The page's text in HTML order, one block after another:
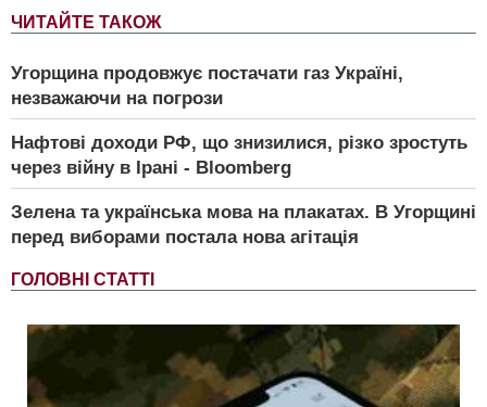
ЧИТАЙТЕ ТАКОЖ
Угорщина продовжує постачати газ Україні,
незважаючи на погрози
Нафтові доходи РФ, що знизилися, різко зростуть
через війну в Ірані - Bloomberg
Зелена та українська мова на плакатах. В Угорщині
перед виборами постала нова агітація
ГОЛОВНІ СТАТТІ